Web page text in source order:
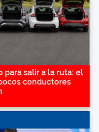
para salir a la ruta: el
conductores